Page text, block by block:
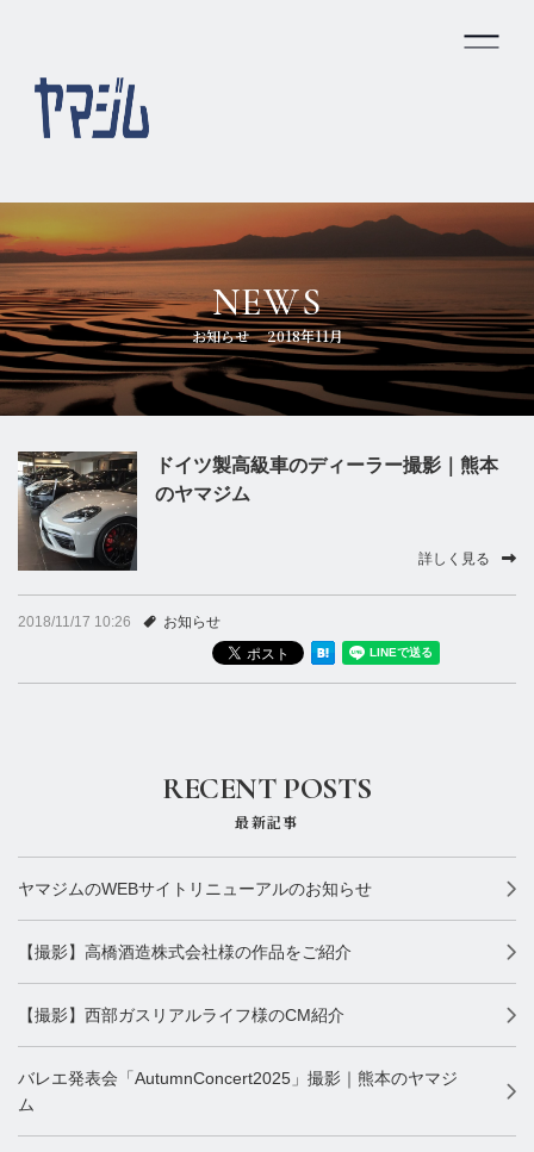
ホーム
ヤマジムの強み
会社概要
スタッフ紹介
お問い合わせ
撮影実績
お知らせ
NEWS
お知らせ 2018年11月
ドイツ製高級車のディーラー撮影｜熊本
のヤマジム
詳しく見る
2018/11/17 10:26 お知らせ
RECENT POSTS
最新記事
ヤマジムのWEBサイトリニューアルのお知らせ
【撮影】高橋酒造株式会社様の作品をご紹介
【撮影】西部ガスリアルライフ様のCM紹介
バレエ発表会「AutumnConcert2025」撮影｜熊本のヤマジ
ム